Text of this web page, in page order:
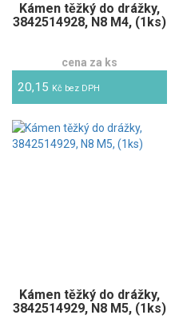
Kámen těžký do drážky,
3842514928, N8 M4, (1ks)
cena za ks
20,15 Kč bez DPH
Kámen těžký do drážky,
3842514929, N8 M5, (1ks)